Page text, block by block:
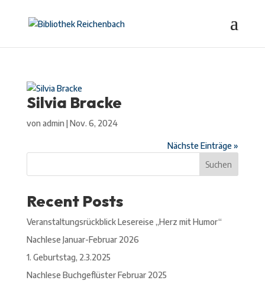
Silvia Bracke
von admin |Nov. 6, 2024
Nächste Einträge »
Suchen
Recent Posts
Veranstaltungsrückblick Lesereise „Herz mit Humor“
Nachlese Januar-Februar 2026
1. Geburtstag, 2.3.2025
Nachlese Buchgeflüster Februar 2025